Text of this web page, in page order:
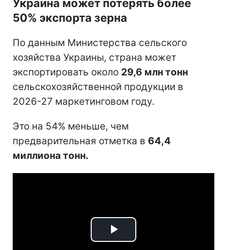
Украина может потерять более
50% экспорта зерна
По данным Министерства сельского
хозяйства Украины, страна может
экспортировать около 29,6 млн тонн
сельскохозяйственной продукции в
2026-27 маркетинговом году.
Это на 54% меньше, чем
предварительная отметка в 64,4
миллиона тонн.
Play